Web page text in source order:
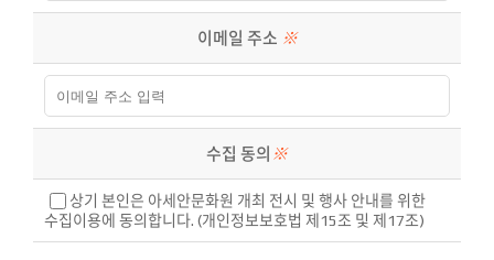
이메일 주소 ※
수집 동의 ※
상기 본인은 아세안문화원 개최 전시 및 행사 안내를 위한
수집이용에 동의합니다. (개인정보보호법 제15조 및 제17조)